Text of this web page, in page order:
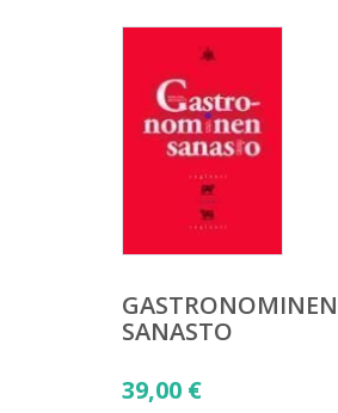
GASTRONOMINEN
SANASTO
39,00 €